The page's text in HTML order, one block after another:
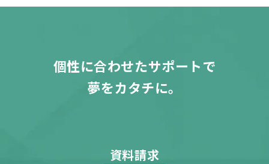
個性に合わせたサポートで
夢をカタチに。
資料請求